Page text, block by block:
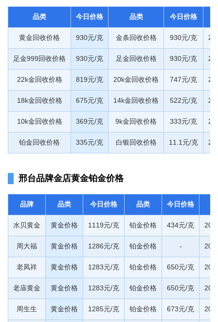
品类 今日价格 品类 今日价格
黄金回收价格 930元/克 金条回收价格 930元/克
足金999回收价格 930元/克 足金回收价格 930元/克
22k金回收价格 819元/克 20k金回收价格 747元/克
18k金回收价格 675元/克 14k金回收价格 522元/克
10k金回收价格 369元/克 9k金回收价格 333元/克
铂金回收价格 335元/克 白银回收价格 11.1元/克
邢台品牌金店黄金铂金价格
品牌 品类 今日价格 品类 今日价格
水贝黄金 黄金价格 1119元/克 铂金价格 434元/克
周大福 黄金价格 1286元/克 铂金价格 -
老凤祥 黄金价格 1283元/克 铂金价格 650元/克
老庙黄金 黄金价格 1283元/克 铂金价格 650元/克
周生生 黄金价格 1285元/克 铂金价格 673元/克